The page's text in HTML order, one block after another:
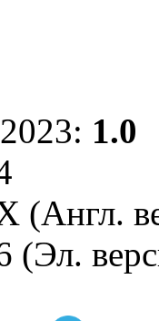
1.0
(Англ.
(Эл.